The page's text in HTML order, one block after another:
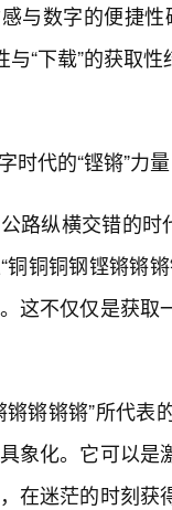
与数字的便捷性
与“下载”的获取
时代的“铿锵”力
路纵横交错的时
铜铜铜钢铿锵锵
这不仅仅是获
锵锵锵锵”所代
象化。它可以
在迷茫的时刻